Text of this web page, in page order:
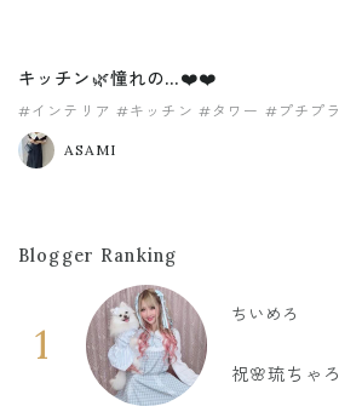
キッチン🌿憧れの…❤️❤️
#インテリア #キッチン #タワー #プチプラ
#モノトーン
ASAMI
Blogger Ranking
1
ちいめろ
祝🌸琉ちゃろ